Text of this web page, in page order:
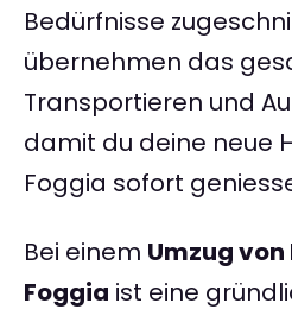
Bedürfnisse
übernehmen das
Transportieren und
damit du deine neue
Foggia sofort
Bei einem Umzug von
Foggia ist eine